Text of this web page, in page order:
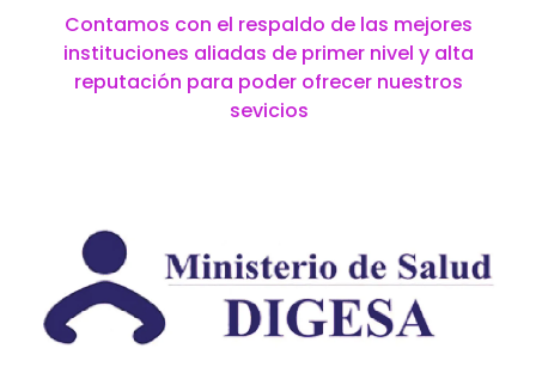
Contamos con el respaldo de las mejores
instituciones aliadas de primer nivel y alta
reputación para poder ofrecer nuestros
sevicios